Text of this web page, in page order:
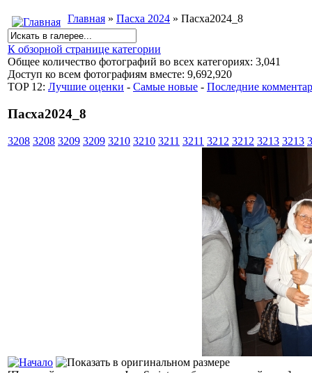
Главная » Пасха 2024 » Пасха2024_8
К обзорной странице категории
Общее количество фотографий во всех категориях: 3,041
Доступ ко всем фотографиям вместе: 9,692,920
TOP 12: Лучшие оценки - Самые новые - Последние
Пасха2024_8
3208 3208 3209 3209 3210 3210 3211 3211 3212 3212 3213 3213